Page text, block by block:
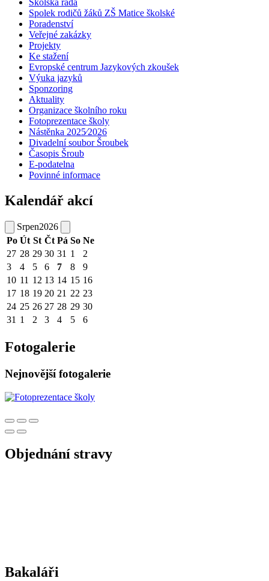
Školská rada
Spolek rodičů žáků ZŠ Matice školské
Poradenství
Veřejné zakázky
Projekty
Ke stažení
Evropské centrum Jazykových zkoušek
Výuka jazyků
Sponzoring
Aktuality
Organizace školního roku
Fotoprezentace školy
Nástěnka 2025⁄2026
Divadelní soubor Šroubek
Časopis Šroub
E-podatelna
Povinné informace
Kalendář akcí
Srpen2026
Po Út St Čt Pá So Ne
27 28 29 30 31 1
2
3
4 5 6 7 8
9
10 11 12 13 14 15 16
17 18 19 20 21 22 23
24 25 26 27 28 29 30
31 1 2 3 4 5 6
Fotogalerie
Nejnovější fotogalerie
Objednání stravy
Bakaláři